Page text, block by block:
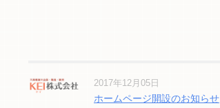
2017年12月05日
ホームページ開設のお知らせ